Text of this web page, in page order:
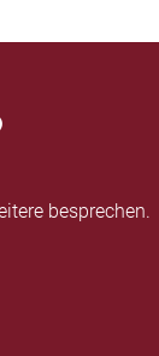
besprechen.